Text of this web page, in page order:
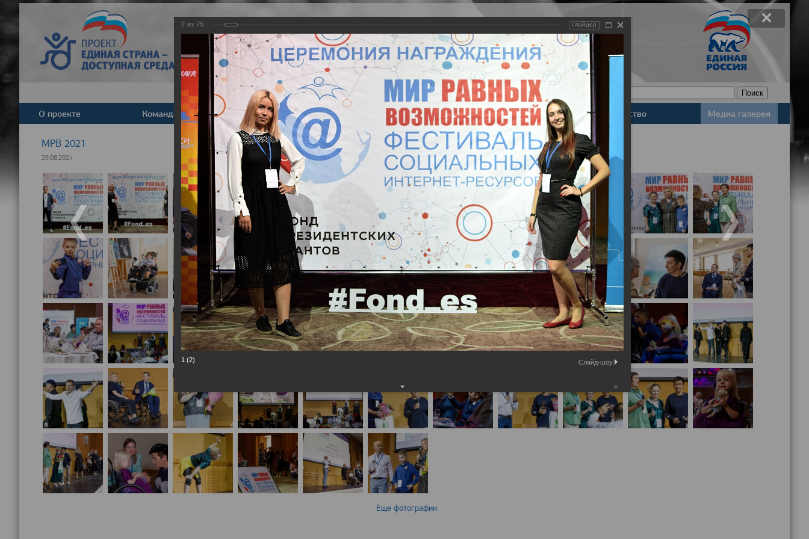
Задать вопрос
Версия для слабовидящих
О проекте Команда Новости Деятельность Базы данных Законодательство Медиа галерея
МРВ 2021
29.08.2021
Еще фотографии
2 из 75 слайдер
1 (2) Слайд-шоу: